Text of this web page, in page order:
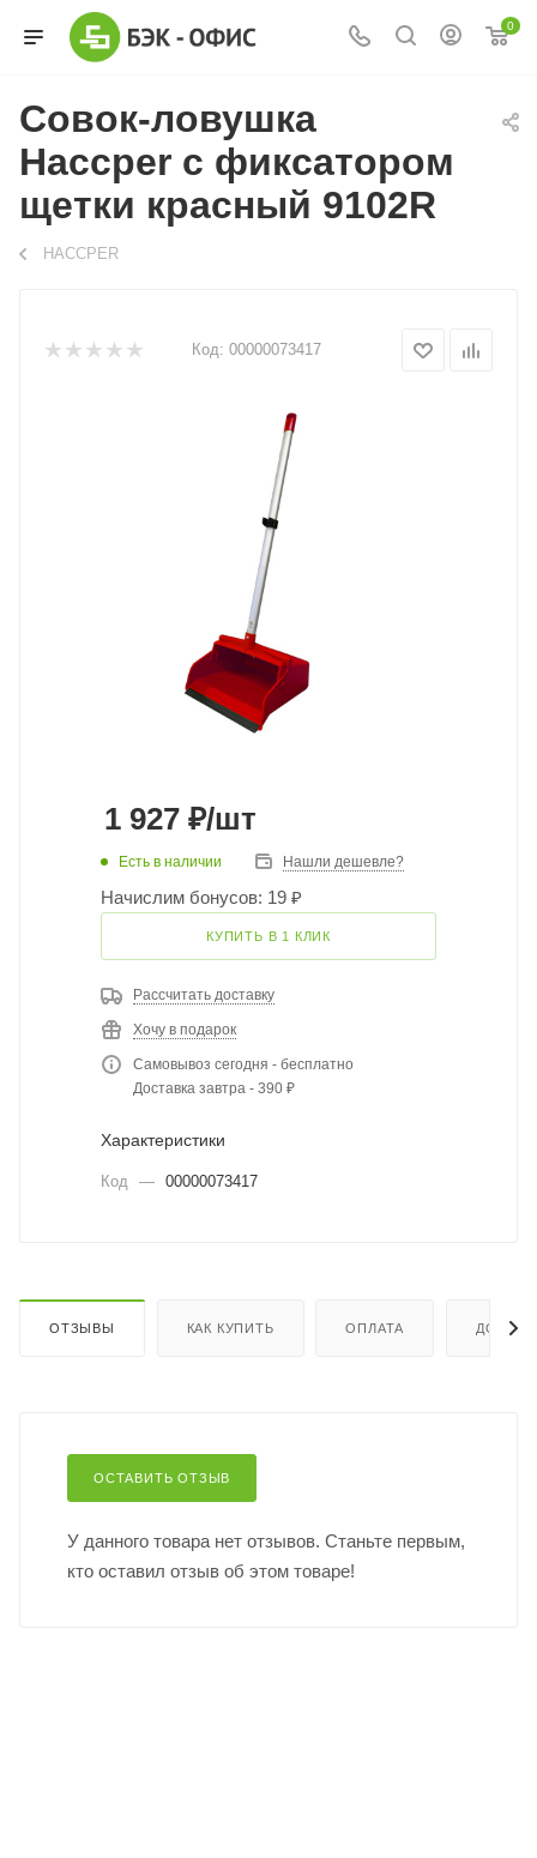
0
Совок-ловушка
Haccper с фиксатором
щетки красный 9102R
HACCPER
Код: 00000073417
1 927 ₽/шт
Есть в наличии Нашли дешевле?
Начислим бонусов: 19 ₽
КУПИТЬ В 1 КЛИК
Рассчитать доставку
Хочу в подарок
Самовывоз сегодня - бесплатно
Доставка завтра - 390 ₽
Характеристики
Код — 00000073417
ОТЗЫВЫ КАК КУПИТЬ ОПЛАТА
ОСТАВИТЬ ОТЗЫВ
У данного товара нет отзывов. Станьте первым,
кто оставил отзыв об этом товаре!